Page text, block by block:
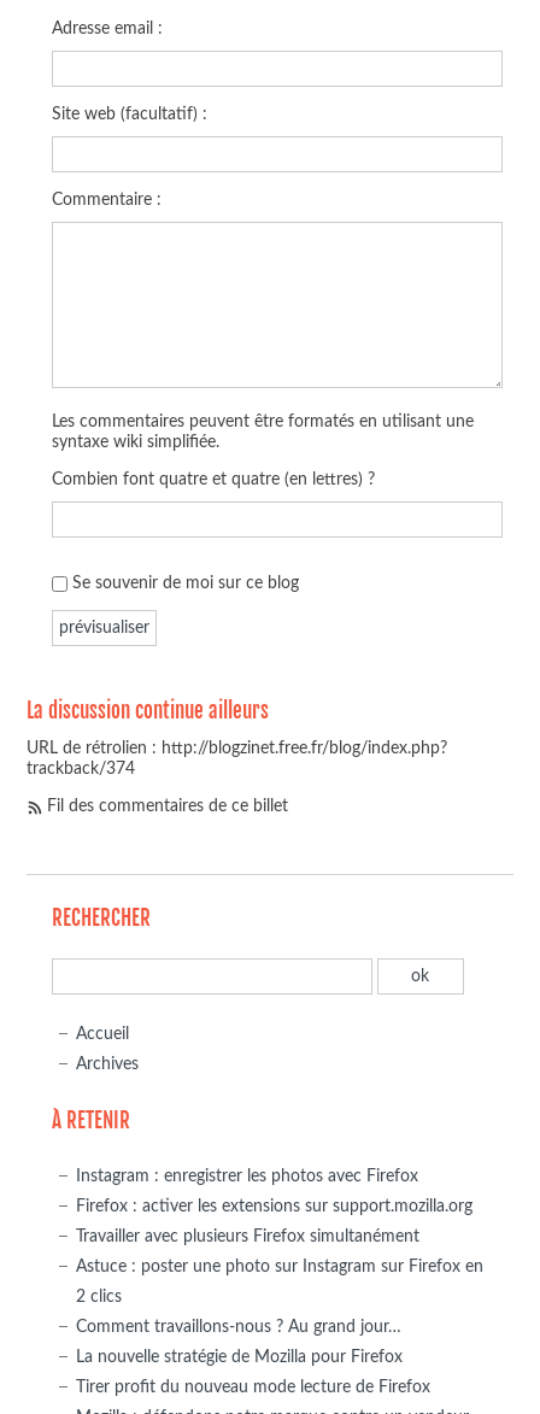
Adresse email :
Site web (facultatif) :
Commentaire :
Les commentaires peuvent être formatés en utilisant une
syntaxe wiki simplifiée.
Combien font quatre et quatre (en lettres) ?
Se souvenir de moi sur ce blog
La discussion continue ailleurs
URL de rétrolien : http://blogzinet.free.fr/blog/index.php?
trackback/374
Fil des commentaires de ce billet
RECHERCHER
Accueil
Archives
À RETENIR
Instagram : enregistrer les photos avec Firefox
Firefox : activer les extensions sur support.mozilla.org
Travailler avec plusieurs Firefox simultanément
Astuce : poster une photo sur Instagram sur Firefox en
2 clics
Comment travaillons-nous ? Au grand jour…
La nouvelle stratégie de Mozilla pour Firefox
Tirer profit du nouveau mode lecture de Firefox